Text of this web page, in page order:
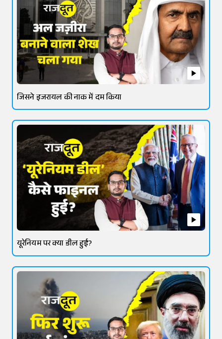
जिसने इजरायल की नाक में दम किया
यूरेनियम पर क्या डील हुई?